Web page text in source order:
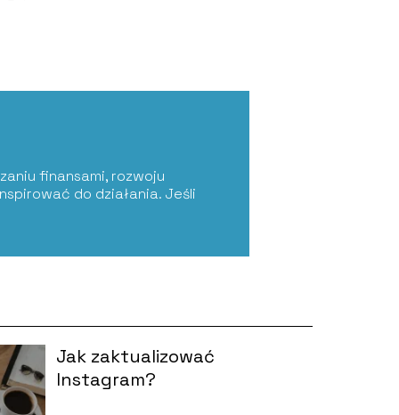
finansami, rozwoju
do działania. Jeśli
Jak zaktualizować
Instagram?